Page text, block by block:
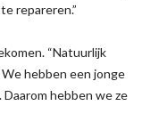
repareren.”
“Natuurlijk
hebben een jonge
hebben we ze